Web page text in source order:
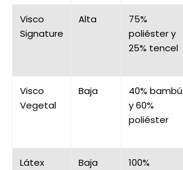
Visco
Signature
Alta
75%
poliéster y
25% tencel
Visco
Vegetal
Baja
40% bambú
y 60%
poliéster
Látex
Baja
100%